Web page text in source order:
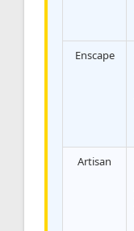
Enscape
Artisan